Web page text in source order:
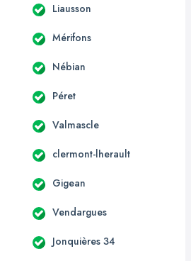
Liausson
Mérifons
Nébian
Péret
Valmascle
clermont-lherault
Gigean
Vendargues
Jonquières 34